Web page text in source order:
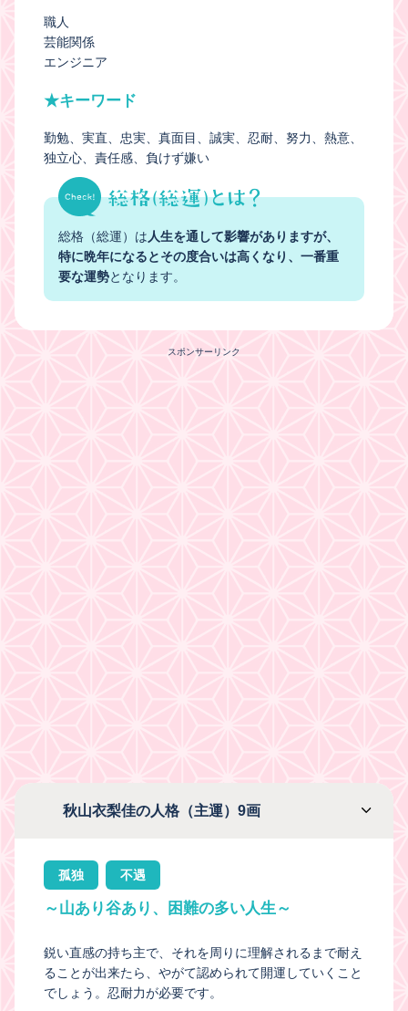
職人
芸能関係
エンジニア
★キーワード
勤勉 実直 忠実 真面目 誠実 忍耐 努力
熱意
独立心
責任感 負けず嫌い
総格（総運）は 人生を通して影響がありますが、
特に晩年になるとその度合いは高くなり、一番重
要な運勢となります。
スポンサーリンク
秋山衣梨佳の人格（主運）9画
孤独 不遇
～山あり谷あり、困難の多い人生～
鋭い直感の持ち主で、それを周りに理解されるまで耐え
ることが出来たら、やがて認められて開運していくこと
でしょう。忍耐力が必要です。